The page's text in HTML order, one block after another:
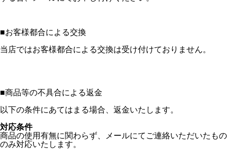
■お客様都合による交換
当店ではお客様都合による交換は受け付けておりません。
■商品等の不具合による返金
以下の条件にあてはまる場合、返金いたします。
対応条件
商品の使用有無に関わらず、メールにてご連絡いただいたもの
のみ対応いたします。